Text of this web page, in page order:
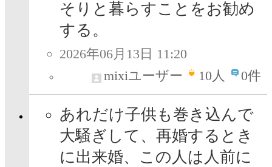
そりと暮らすことをお勧め
する。
2026年06月13日 11:20
mixiユーザー
10人 0件
あれだけ子供も巻き込んで
大騒ぎして、再婚するとき
に出来婚、この人は人前に